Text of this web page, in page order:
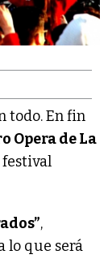
todo. En fin
Opera de La
,
lo que será